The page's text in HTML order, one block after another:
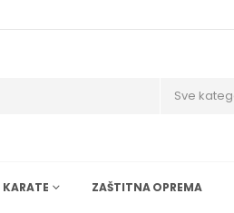
KARATE ZAŠTITNA OPREMA